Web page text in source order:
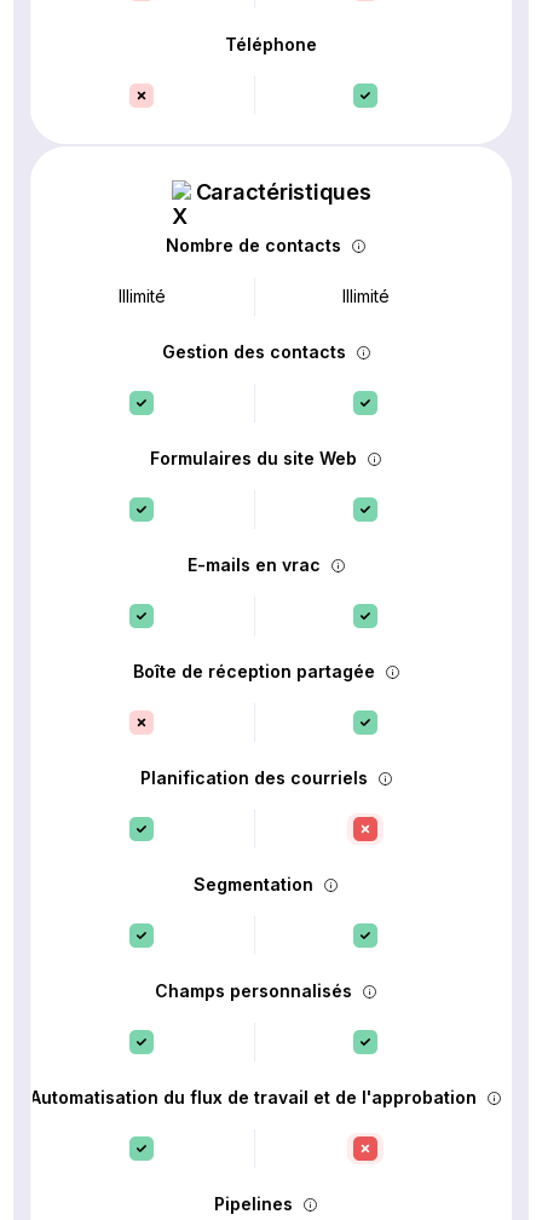
Téléphone
Caractéristiques
Nombre de contacts
Illimité Illimité
Gestion des contacts
Formulaires du site Web
E-mails en vrac
Boîte de réception partagée
Planification des courriels
Segmentation
Champs personnalisés
Automatisation du flux de travail et de l'approbation
Pipelines